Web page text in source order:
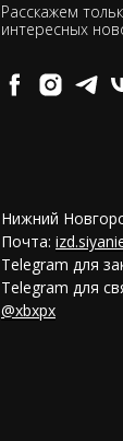
Расскажем
интересных
Нижний
Почта:
Telegram для
Telegram для
@xbxpx